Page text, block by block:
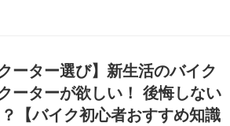
ーター選び】新生活のバイク
ーターが欲しい！ 後悔しない
【バイク初心者おすすめ知識